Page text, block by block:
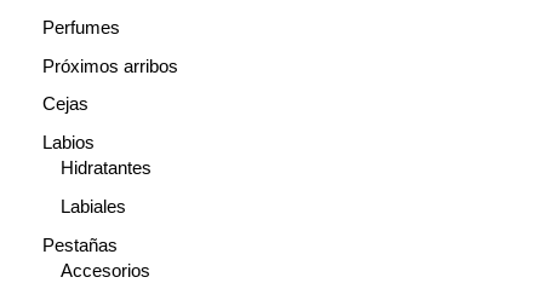
Perfumes
Próximos arribos
Cejas
Labios
Hidratantes
Labiales
Pestañas
Accesorios